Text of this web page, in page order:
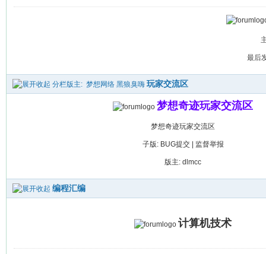
最后
分栏版主: 梦想网络 黑狼臭嗨 玩家交流区
梦想奇迹玩家交流区
梦想奇迹玩家交流区
子版: BUG提交| 监督举报
版主: dlmcc
编程汇编
计算机技术